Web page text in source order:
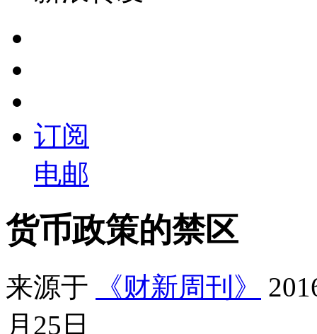
订阅
电邮
货币政策的禁区
来源于 《财新周刊》
月25日